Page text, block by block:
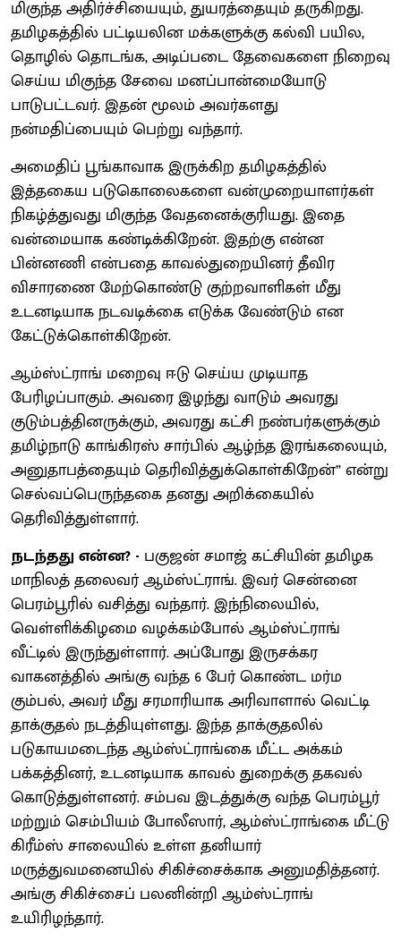
மிகுந்த அதிர்ச்சியையும், துயரத்தையும் தருகிறது.
தமிழகத்தில் பட்டியலின மக்களுக்கு கல்வி பயில,
தொழில் தொடங்க, அடிப்படை தேவைகளை நிறைவு
செய்ய மிகுந்த சேவை மனப்பான்மையோடு
பாடுபட்டவர். இதன் மூலம் அவர்களது
நன்மதிப்பையும் பெற்று வந்தார்.
அமைதிப் பூங்காவாக இருக்கிற தமிழகத்தில்
இத்தகைய படுகொலைகளை வன்முறையாளர்கள்
நிகழ்த்துவது மிகுந்த வேதனைக்குரியது. இதை
வன்மையாக கண்டிக்கிறேன். இதற்கு என்ன
பின்னணி என்பதை காவல்துறையினர் தீவிர
விசாரணை மேற்கொண்டு குற்றவாளிகள் மீது
உடனடியாக நடவடிக்கை எடுக்க வேண்டும் என
கேட்டுக்கொள்கிறேன்.
ஆம்ஸ்ட்ராங் மறைவு ஈடு செய்ய முடியாத
பேரிழப்பாகும். அவரை இழந்து வாடும் அவரது
குடும்பத்தினருக்கும், அவரது கட்சி நண்பர்களுக்கும்
தமிழ்நாடு காங்கிரஸ் சார்பில் ஆழ்ந்த இரங்கலையும்,
அனுதாபத்தையும் தெரிவித்துக்கொள்கிறேன்” என்று
செல்வப்பெருந்தகை தனது அறிக்கையில்
தெரிவித்துள்ளார்.
நடந்தது என்ன? - பகுஜன் சமாஜ் கட்சியின் தமிழக
மாநிலத் தலைவர் ஆம்ஸ்ட்ராங். இவர் சென்னை
பெரம்பூரில் வசித்து வந்தார். இந்நிலையில்,
வெள்ளிக்கிழமை வழக்கம்போல் ஆம்ஸ்ட்ராங்
வீட்டில் இருந்துள்ளார். அப்போது இருசக்கர
வாகனத்தில் அங்கு வந்த 6 பேர் கொண்ட மர்ம
கும்பல், அவர் மீது சரமாரியாக அரிவாளால் வெட்டி
தாக்குதல் நடத்தியுள்ளது. இந்த தாக்குதலில்
படுகாயமடைந்த ஆம்ஸ்ட்ராங்கை மீட்ட அக்கம்
பக்கத்தினர், உடனடியாக காவல் துறைக்கு தகவல்
கொடுத்துள்ளனர். சம்பவ இடத்துக்கு வந்த பெரம்பூர்
மற்றும் செம்பியம் போலீஸார், ஆம்ஸ்ட்ராங்கை மீட்டு
கிரீம்ஸ் சாலையில் உள்ள தனியார்
மருத்துவமனையில் சிகிச்சைக்காக அனுமதித்தனர்.
அங்கு சிகிச்சைப் பலனின்றி ஆம்ஸ்ட்ராங்
உயிரிழந்தார்.